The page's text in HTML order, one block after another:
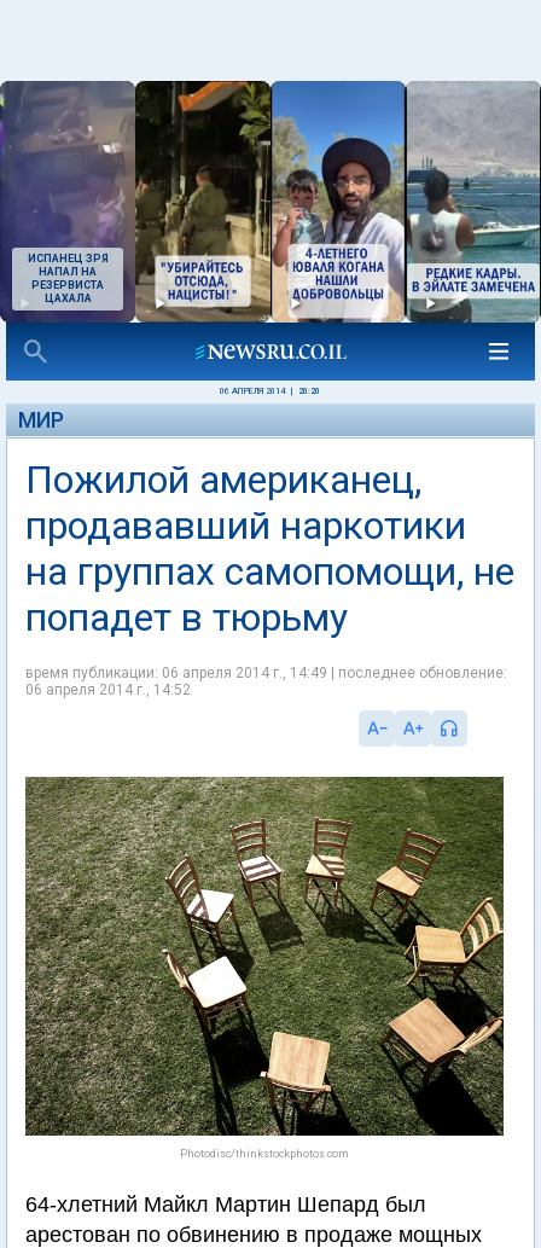
ИСПАНЕЦ ЗРЯ
НАПАЛ НА
РЕЗЕРВИСТА
ЦАХАЛА
06 АПРЕЛЯ 2014 20:20
МИР
Пожилой американец,
продававший наркотики
на группах самопомощи, не
попадет в тюрьму
время публикации: 06 апреля 2014 г., 14:49 | последнее обновление:
06 апреля 2014 г., 14:52
Photodisc/thinkstockphotos.com
64-хлетний Майкл Мартин Шепард был
арестован по обвинению в продаже мощных